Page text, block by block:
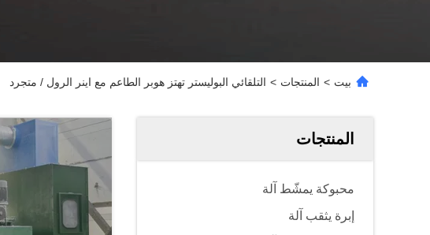
بيت > المنتجات > التلقائي البوليستر تهتز هوبر الطاعم مع اينر الرول / متجرد
المنتجات
محبوكة يمشّط آلة
إبرة يثقب آلة